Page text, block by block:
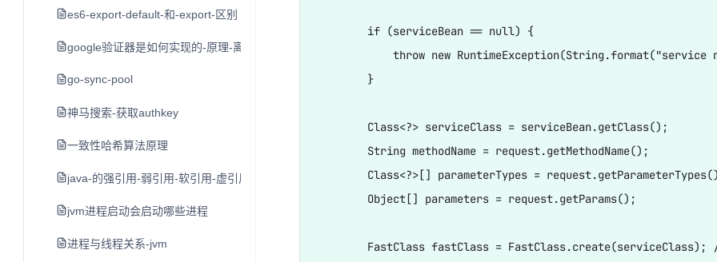
es6-export-default-和-export-区别
google验证器是如何实现的-原理-离线使用
go-sync-pool
神马搜索-获取authkey
一致性哈希算法原理
java-的强引用-弱引用-软引用-虚引用
jvm进程启动会启动哪些进程
进程与线程关系-jvm
        if (serviceBean == null) {
throw new
        }
        Class<?> serviceClass = serviceBean.getClass();
        String methodName = request.getMethodName();
Class<?>[] parameterTypes =
        Object[] parameters = request.getParams();
FastClass fastClass = FastClass.create(serviceClass);